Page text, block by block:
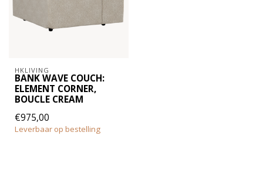
HKLIVING
BANK WAVE COUCH:
ELEMENT CORNER,
BOUCLE CREAM
€975,00
Leverbaar op bestelling